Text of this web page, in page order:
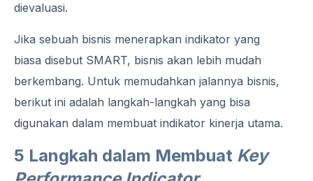
dievaluasi.
Jika sebuah bisnis menerapkan indikator yang
biasa disebut SMART, bisnis akan lebih mudah
berkembang. Untuk memudahkan jalannya bisnis,
berikut ini adalah langkah-langkah yang bisa
digunakan dalam membuat indikator kinerja utama.
5 Langkah dalam Membuat Key